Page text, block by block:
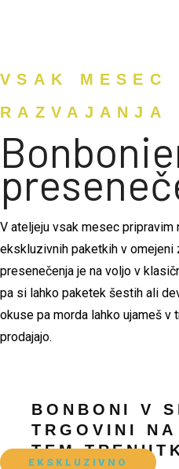
VSAK MESEC
RAZVAJANJA
V ateljeju vsak mesec
ekskluzivnih paketkih v omejeni
presenečenja je na voljo v
pa si lahko paketek šestih ali
okuse pa morda lahko ujameš v
prodajajo.
BONBONI V
TRGOVINI
TEM
EKSKLUZIVNO